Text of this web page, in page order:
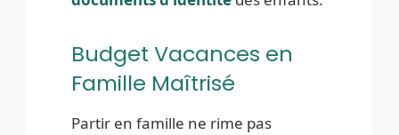
Budget Vacances en
Famille Maîtrisé
Partir en famille ne rime pas